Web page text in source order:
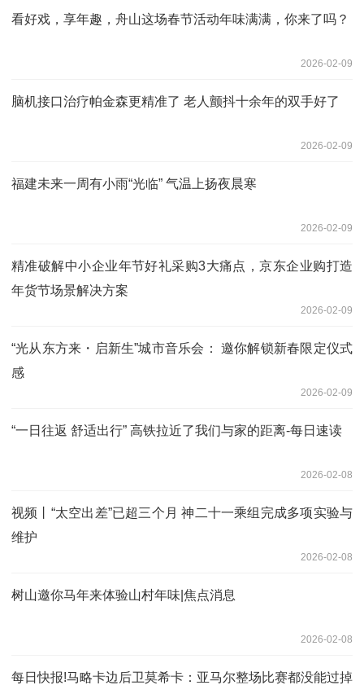
看好戏，享年趣，舟山这场春节活动年味满满，你来了吗？
2026-02-09
脑机接口治疗帕金森更精准了 老人颤抖十余年的双手好了
2026-02-09
福建未来一周有小雨“光临” 气温上扬夜晨寒
2026-02-09
精准破解中小企业年节好礼采购3大痛点，京东企业购打造
年货节场景解决方案
2026-02-09
“光从东方来・启新生”城市音乐会： 邀你解锁新春限定仪式
感
2026-02-09
“一日往返 舒适出行” 高铁拉近了我们与家的距离-每日速读
2026-02-08
视频丨“太空出差”已超三个月 神二十一乘组完成多项实验与
维护
2026-02-08
树山邀你马年来体验山村年味|焦点消息
2026-02-08
每日快报!马略卡边后卫莫希卡：亚马尔整场比赛都没能过掉